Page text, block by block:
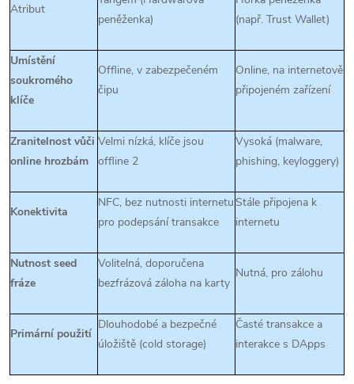
Atribut
peněženka)
(např. Trust Wallet)
Umístění
soukromého
klíče
Offline, v zabezpečeném
čipu
Online, na internetově
připojeném zařízení
Zranitelnost vůči
online hrozbám
Velmi nízká, klíče jsou
offline 2
Vysoká (malware,
phishing, keyloggery)
Konektivita
NFC, bez nutnosti internetu
pro podepsání transakce
Stále připojena k
internetu
Nutnost seed
fráze
Volitelná, doporučena
bezfrázová záloha na karty
Nutná, pro zálohu
Primární použití
Dlouhodobé a bezpečné
úložiště (cold storage)
Časté transakce a
interakce s DApps